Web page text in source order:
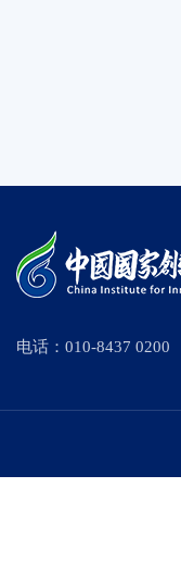
电话：010-8437 0200